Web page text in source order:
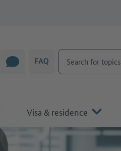
CHAT FAQ
Search for topics
Visa & residence